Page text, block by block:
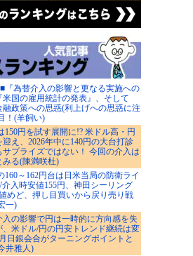
『為替介入の影響と更なる実施への
米国の雇用統計の発表』、そして
融政策への思惑(利上げへの思惑に注
！(羊飼い)
150円を試す展開に!? 米ドル高・円
え、2026年中に140円の大台打診
サプライズではない！ 今回の介入は
みる(陳満咲杜)
160～162円台は日米当局の防衛ライ
介入時安値155円、神田シーリング
めど、押し目買いから戻り売り戦
一)
入の影響で円は一時的に方向感を失
、米ドル/円の円安トレンド継続は変
日銀会合がターニングポイントと
井雅人)